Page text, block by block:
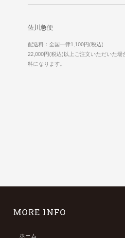
佐川急便
配送料：全国一律1,100円(税込)
22,000円(税込)以上ご注文いただいた場
料になります。
MORE INFO
ホーム